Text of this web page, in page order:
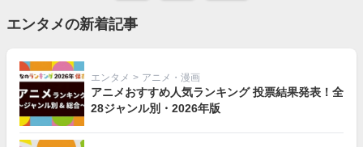
エンタメの新着記事
エンタメ > アニメ・漫画
アニメおすすめ人気ランキング 投票結果発表！全
28ジャンル別・2026年版